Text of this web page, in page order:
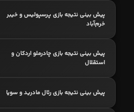
پیش بینی نتیجه بازی پرسپولیس و خیبر
خرم‌آباد
پیش بینی نتیجه بازی چادرملو اردکان و
استقلال
پیش بینی نتیجه بازی رئال مادرید و سویا